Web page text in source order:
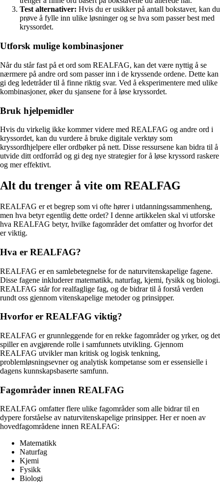
Test alternativer: Hvis du er usikker på antall bokstaver, kan du
prøve å fylle inn ulike løsninger og se hva som passer best med
kryssordet.
Utforsk mulige kombinasjoner
Når du står fast på et ord som REALFAG, kan det være nyttig å se
nærmere på andre ord som passer inn i de kryssende ordene. Dette kan
gi deg ledetråder til å finne riktig svar. Ved å eksperimentere med ulike
kombinasjoner, øker du sjansene for å løse kryssordet.
Bruk hjelpemidler
Hvis du virkelig ikke kommer videre med REALFAG og andre ord i
kryssordet, kan du vurdere å bruke digitale verktøy som
kryssordhjelpere eller ordbøker på nett. Disse ressursene kan bidra til å
utvide ditt ordforråd og gi deg nye strategier for å løse kryssord raskere
og mer effektivt.
Alt du trenger å vite om REALFAG
REALFAG er et begrep som vi ofte hører i utdanningssammenheng,
men hva betyr egentlig dette ordet? I denne artikkelen skal vi utforske
hva REALFAG betyr, hvilke fagområder det omfatter og hvorfor det
er viktig.
Hva er REALFAG?
REALFAG er en samlebetegnelse for de naturvitenskapelige fagene.
Disse fagene inkluderer matematikk, naturfag, kjemi, fysikk og biologi.
REALFAG står for realfaglige fag, og de bidrar til å forstå verden
rundt oss gjennom vitenskapelige metoder og prinsipper.
Hvorfor er REALFAG viktig?
REALFAG er grunnleggende for en rekke fagområder og yrker, og det
spiller en avgjørende rolle i samfunnets utvikling. Gjennom
REALFAG utvikler man kritisk og logisk tenkning,
problemløsningsevner og analytisk kompetanse som er essensielle i
dagens kunnskapsbaserte samfunn.
Fagområder innen REALFAG
REALFAG omfatter flere ulike fagområder som alle bidrar til en
dypere forståelse av naturvitenskapelige prinsipper. Her er noen av
hovedfagområdene innen REALFAG:
Matematikk
Naturfag
Kjemi
Fysikk
Biologi